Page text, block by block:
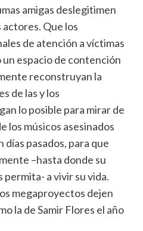
amigas deslegitimen
actores. Que los
de atención a víctimas
espacio de contención
reconstruyan la
de las y los
lo posible para mirar de
los músicos asesinados
pasados, para que
–hasta donde su
permita- a vivir su vida.
megaproyectos dejen
la de Samir Flores el año